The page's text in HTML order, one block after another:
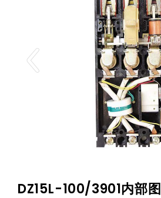
DZ15L-100/3901内部图